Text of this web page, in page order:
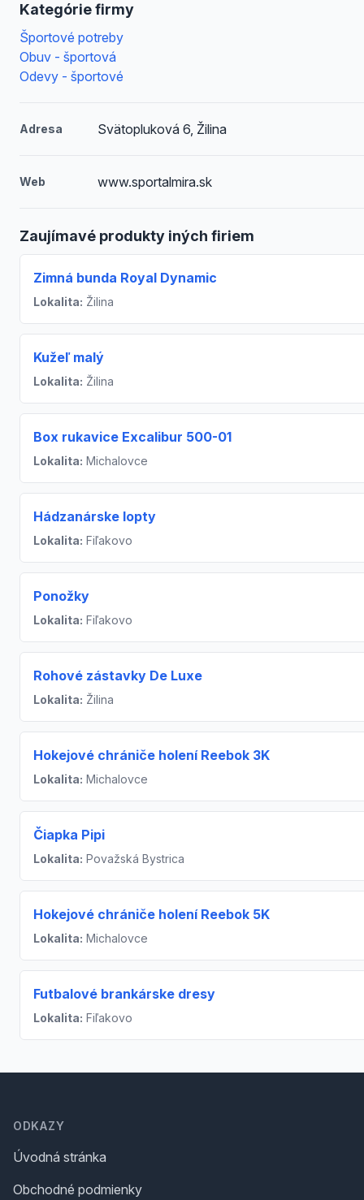
Kategórie firmy
Športové potreby
Obuv - športová
Odevy - športové
Adresa Svätopluková 6, Žilina
Web www.sportalmira.sk
Zaujímavé produkty iných firiem
Zimná bunda Royal Dynamic
Lokalita: Žilina
Kužeľ malý
Lokalita: Žilina
Box rukavice Excalibur 500-01
Lokalita: Michalovce
Hádzanárske lopty
Lokalita: Fiľakovo
Ponožky
Lokalita: Fiľakovo
Rohové zástavky De Luxe
Lokalita: Žilina
Hokejové chrániče holení Reebok 3K
Lokalita: Michalovce
Čiapka Pipi
Lokalita: Považská Bystrica
Hokejové chrániče holení Reebok 5K
Lokalita: Michalovce
Futbalové brankárske dresy
Lokalita: Fiľakovo
ODKAZY
Úvodná stránka
Obchodné podmienky